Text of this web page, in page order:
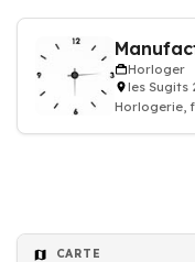
Horloger
les Sugits
Horlogerie,
CARTE